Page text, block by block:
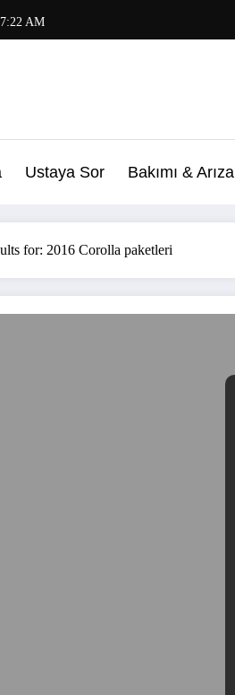
AM
Ustaya Sor Bakımı & Arıza
for: 2016 Corolla paketleri